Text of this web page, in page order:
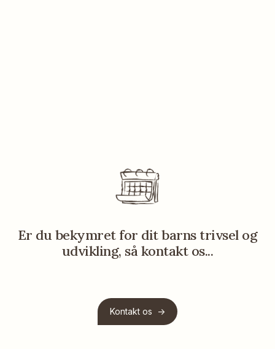
Er du bekymret for dit barns trivsel og
udvikling, så kontakt os...
Kontakt os ->